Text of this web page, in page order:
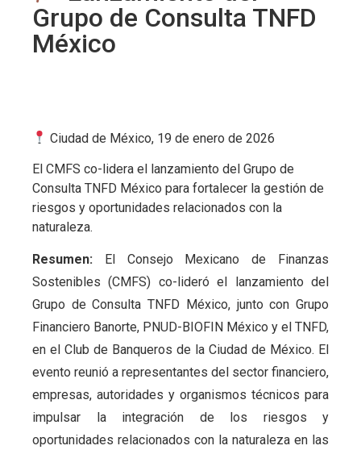
Grupo de Consulta TNFD
México
Ciudad de México, 19 de enero de 2026
El CMFS co-lidera el lanzamiento del Grupo de
Consulta TNFD México para fortalecer la gestión de
riesgos y oportunidades relacionados con la
naturaleza.
Resumen: El Consejo Mexicano de Finanzas
Sostenibles (CMFS) co-lideró el lanzamiento del
Grupo de Consulta TNFD México, junto con Grupo
Financiero Banorte, PNUD-BIOFIN México y el TNFD,
en el Club de Banqueros de la Ciudad de México. El
evento reunió a representantes del sector financiero,
empresas, autoridades y organismos técnicos para
impulsar la integración de los riesgos y
oportunidades relacionados con la naturaleza en las